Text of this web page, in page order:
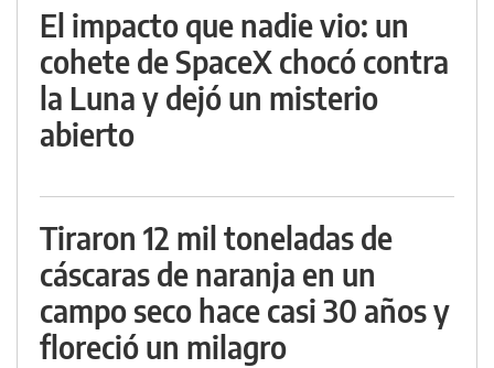
El impacto que nadie vio: un
cohete de SpaceX chocó contra
la Luna y dejó un misterio
abierto
Tiraron 12 mil toneladas de
cáscaras de naranja en un
campo seco hace casi 30 años y
floreció un milagro